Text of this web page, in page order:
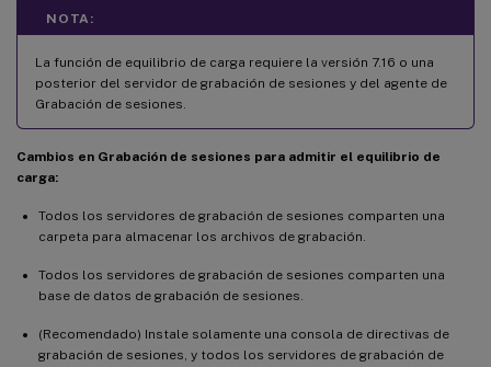
NOTA:
La función de equilibrio de carga requiere la versión 7.16 o una
posterior del servidor de grabación de sesiones y del agente de
Grabación de sesiones.
Cambios en Grabación de sesiones para admitir el equilibrio de
carga:
Todos los servidores de grabación de sesiones comparten una
carpeta para almacenar los archivos de grabación.
Todos los servidores de grabación de sesiones comparten una
base de datos de grabación de sesiones.
(Recomendado) Instale solamente una consola de directivas de
grabación de sesiones, y todos los servidores de grabación de